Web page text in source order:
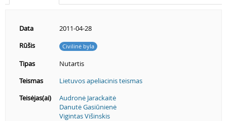
Data
2011-04-28
Rūšis
Civilinė byla
Tipas
Nutartis
Teismas
Lietuvos apeliacinis teismas
Teisėjas(ai)
Audronė Jarackaitė
Danutė Gasiūnienė
Vigintas Višinskis